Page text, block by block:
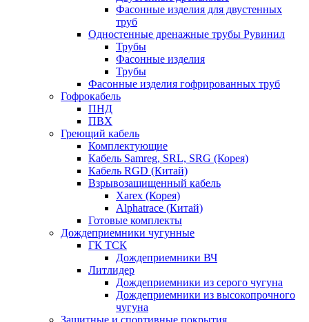
Фасонные изделия для двустенных
труб
Одностенные дренажные трубы Рувинил
Трубы
Фасонные изделия
Трубы
Фасонные изделия гофрированных труб
Гофрокабель
ПНД
ПВХ
Греющий кабель
Комплектующие
Кабель Samreg, SRL, SRG (Корея)
Кабель RGD (Китай)
Взрывозащищенный кабель
Xarex (Корея)
Alphatrace (Китай)
Готовые комплекты
Дождеприемники чугунные
ГК ТСК
Дождеприемники ВЧ
Литлидер
Дождеприемники из серого чугуна
Дождеприемники из высокопрочного
чугуна
Защитные и спортивные покрытия